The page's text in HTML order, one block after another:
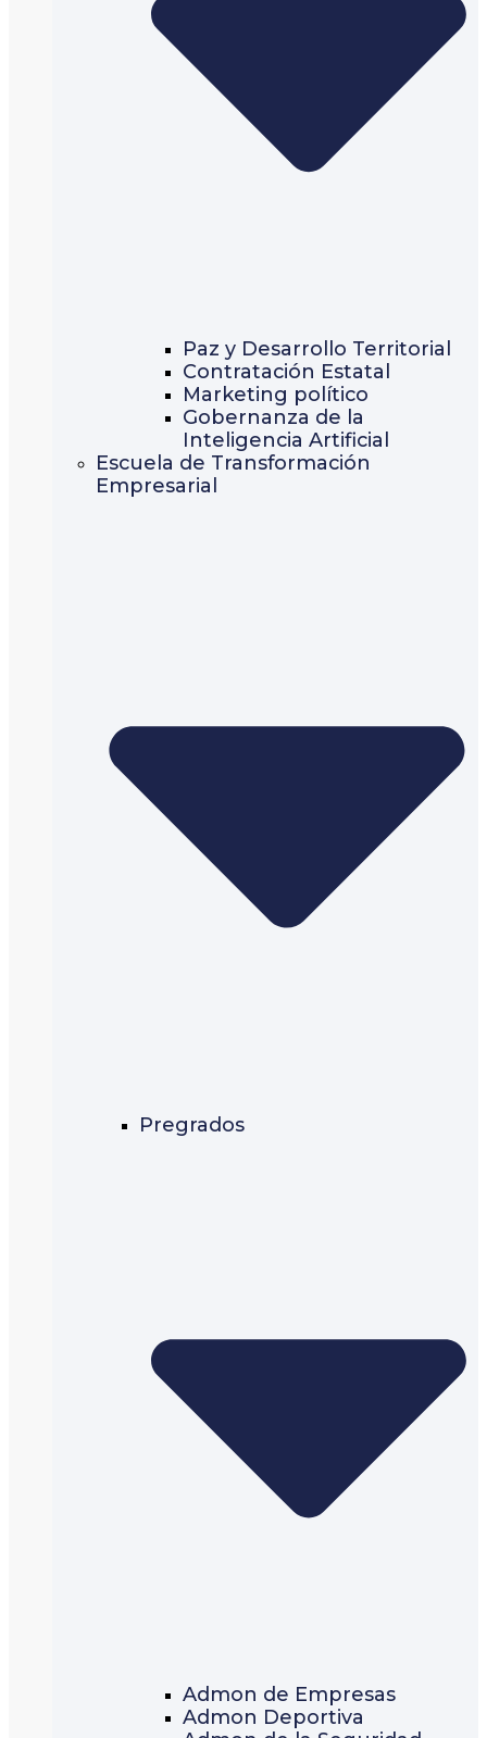
Paz y Desarrollo Territorial
Contratación Estatal
Marketing político
Gobernanza de la
Inteligencia Artificial
Escuela de Transformación
Empresarial
Pregrados
Admon de Empresas
Admon Deportiva